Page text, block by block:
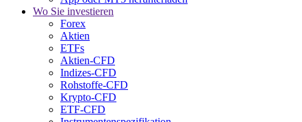
Wo Sie investieren
Forex
Aktien
ETFs
Aktien-CFD
Indizes-CFD
Rohstoffe-CFD
Krypto-CFD
ETF-CFD